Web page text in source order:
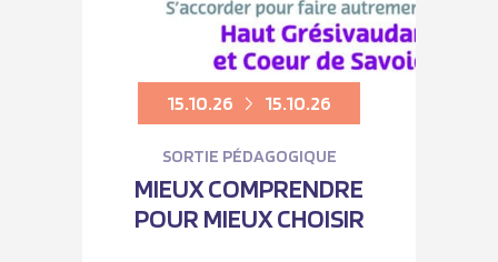
15.10.26 15.10.26
SORTIE PÉDAGOGIQUE
MIEUX COMPRENDRE
POUR MIEUX CHOISIR